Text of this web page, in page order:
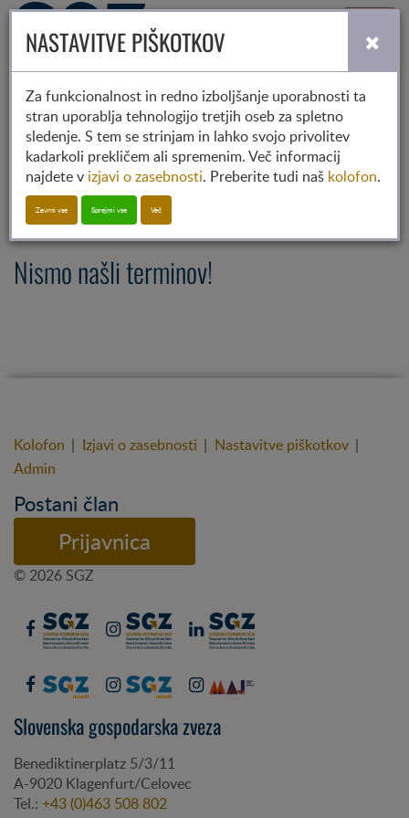
2025 2026
2027
01
02 03 04 05 06 07 08 09 10
Nismo našli terminov!
Kolofon | Izjavi o zasebnosti | Nastavitve piškotkov |
Admin
Postani član
Prijavnica
© 2026 SGZ
Slovenska gospodarska zveza
Benediktinerplatz 5/3/11
A-9020 Klagenfurt/Celovec
Tel.: +43 (0)463 508 802
NASTAVITVE PIŠKOTKOV
Za funkcionalnost in redno izboljšanje uporabnosti ta
stran uporablja tehnologijo tretjih oseb za spletno
sledenje. S tem se strinjam in lahko svojo privolitev
kadarkoli prekličem ali spremenim. Več informacij
najdete v izjavi o zasebnosti. Preberite tudi naš kolofon.
Zavrni vse Sprejmi vse Več